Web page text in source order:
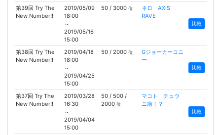
第39回 Try The
New Number!!
2019/05/09
18:00
～
2019/05/16
15:00
50 / 3000位
ネロ AXiS
RAVE
比較
第38回 Try The
New Number!!
2019/04/18
18:00
～
2019/04/25
15:00
50 / 2000位
Gジョーカーコニ
ー
比較
第37回 Try The
New Number!!
2019/03/28
16:30
～
2019/04/04
15:00
50 / 500 /
2000位
マコト チュウ
ニ病！？
比較